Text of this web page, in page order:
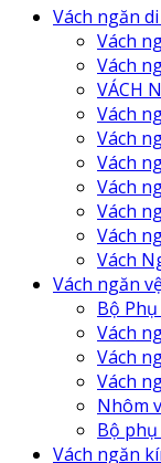
Vách ngăn
Vách
Vách
VÁCH
Vách
Vách
Vách
Vách
Vách
Vách
Vách
Vách ngăn
Bộ
Vách
Vách
Vách
Nhôm
Bộ
Vách ngăn